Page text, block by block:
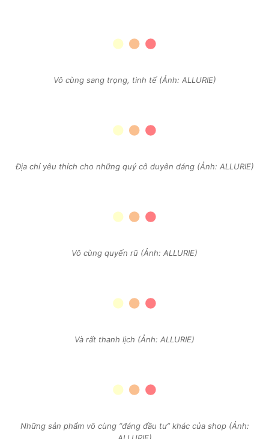
Vô cùng sang trọng, tinh tế (Ảnh: ALLURIE)
Địa chỉ yêu thích cho những quý cô duyên dáng (Ảnh: ALLURIE)
Vô cùng quyến rũ (Ảnh: ALLURIE)
Và rất thanh lịch (Ảnh: ALLURIE)
Những sản phẩm vô cùng “đáng đầu tư” khác của shop (Ảnh: